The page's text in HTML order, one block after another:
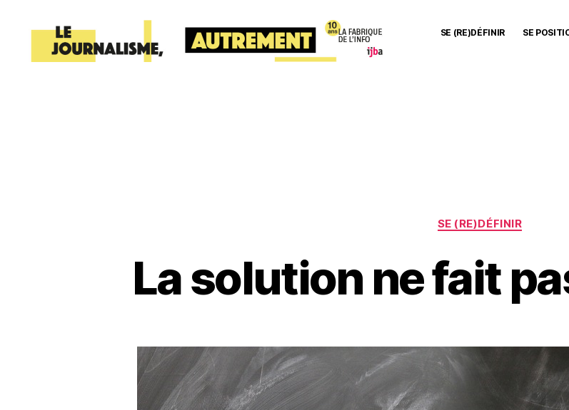
SE (RE)DÉFINIR SE
Catégories
SE (RE)DÉFINIR
La solution ne fait